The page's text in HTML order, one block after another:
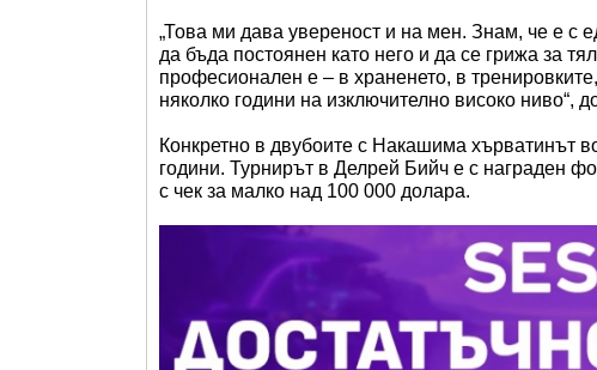
„Това ми дава увереност и на мен. Знам, че е с
да бъда постоянен като него и да се грижа за
професионален е – в храненето, в
няколко години на изключително високо ниво“,
Конкретно в двубоите с Накашима хърватинът
години. Турнирът в Делрей Бийч е с награден
с чек за малко над 100 000 долара.